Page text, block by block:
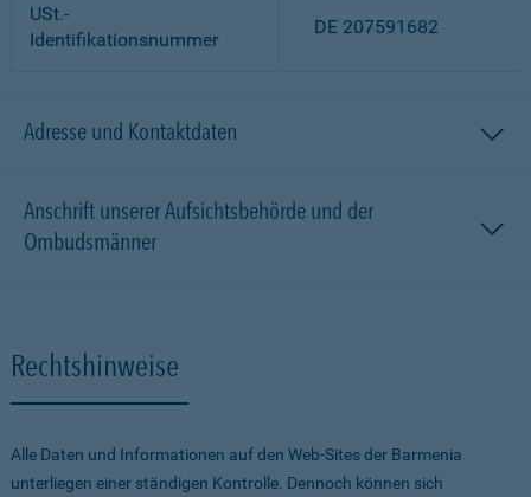
USt.-
Identifikationsnummer
DE 207591682
Adresse und Kontaktdaten
Anschrift unserer Aufsichtsbehörde und der
Ombudsmänner
Rechtshinweise
Alle Daten und Informationen auf den Web-Sites der Barmenia
unterliegen einer ständigen Kontrolle. Dennoch können sich